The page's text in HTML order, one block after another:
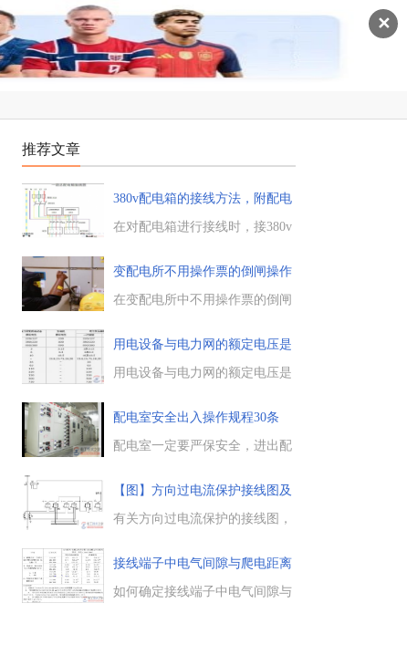
✕
推荐文章
380v配电箱的接线方法，附配电
箱的
在对配电箱进行接线时，接380v
时要注意哪些问题，电工天下小
编整理了380v配电箱的接线方
法，以及相关的接线图，供大家
变配电所不用操作票的倒闸操作
有
在变配电所中不用操作票的倒闸
故的倒闸操作，在情况紧急时可
先行操作，事后再向上级汇报，
并作记录。单项设备的倒闸操
可以不填写操作票。...
用电设备与电力网的额定电压是
多
用电设备与电力网的额定电压是
UFe，与电力网的额定电压Uwe
是相等的，即UFe = Uwe，线路
首端的电压将高出额定电压，线
压。...
配电室安全出入操作规程30条
(图
配电室一定要严保安全，进出配
员进入配电房需持准入文件并按
要求登记，并做好配电房火灾的
预防工作，以及电气设备的安全
【图】方向过电流保护接线图及
原
有关方向过电流保护的接线图，
动作方向一致的保护，按逆向阶
梯原则进行整定，各相电流继电
器的触点和对应功率方向继电器
接线端子中电气间隙与爬电距离
的
如何确定接线端子中电气间隙与